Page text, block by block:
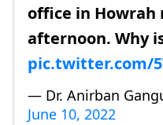
office in
afternoon. Why
pic.twitter.com/
— Dr. Anirban
June 10, 2022